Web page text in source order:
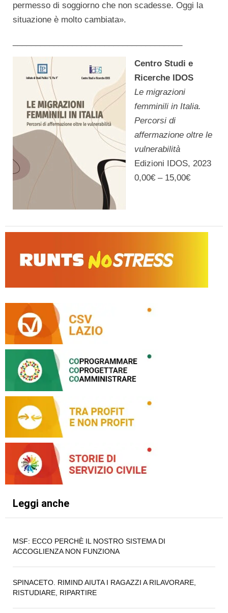
permesso di soggiorno che non scadesse. Oggi la
situazione è molto cambiata».
Centro Studi e
Ricerche IDOS
Le migrazioni
femminili in Italia.
Percorsi di
affermazione oltre le
vulnerabilità
Edizioni IDOS, 2023
0,00€ – 15,00€
Leggi anche
MSF: ECCO PERCHÈ IL NOSTRO SISTEMA DI
ACCOGLIENZA NON FUNZIONA
SPINACETO. RIMIND AIUTA I RAGAZZI A RILAVORARE,
RISTUDIARE, RIPARTIRE